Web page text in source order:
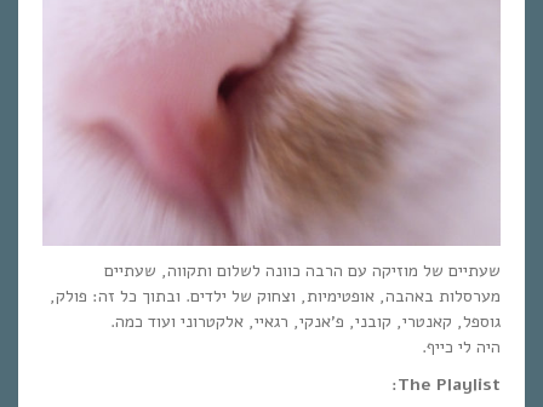
שעתיים של מוזיקה עם הרבה כוונה לשלום ותקווה, שעתיים
מערסלות באהבה, אופטימיות, וצחוק של ילדים. ובתוך כל זה: פולק,
גוספל, קאנטרי, קובני, פ’אנקי, רגאיי, אלקטרוני ועוד כמה.
היה לי כייף.
The Playlist: